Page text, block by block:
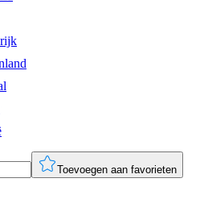
Toevoegen aan favorieten